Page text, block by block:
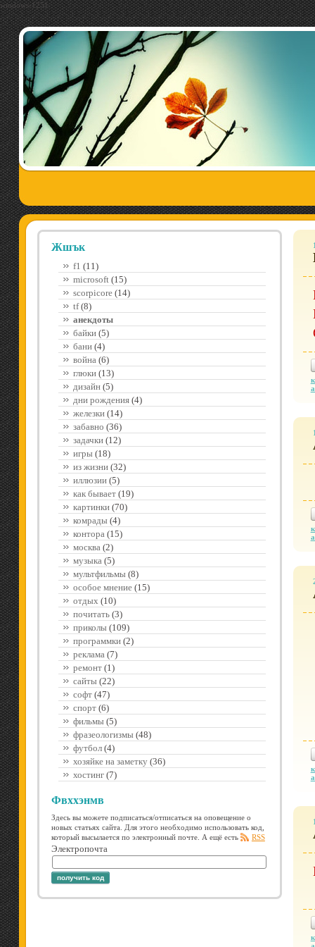
windows-1251
Жшък
f1 (11)
microsoft(15)
scorpicore(14)
tf(8)
анекдоты
байки(5)
бани(4)
война(6)
глюки(13)
дизайн(5)
дни рождения(4)
железки(14)
забавно (36)
задачки(12)
игры(18)
из жизни(32)
иллюзии(5)
как бывает(19)
картинки(70)
комрады(4)
контора(15)
москва(2)
музыка(5)
мультфильмы(8)
особое мнение(15)
отдых (10)
почитать(3)
приколы(109)
программки(2)
реклама(7)
ремонт(1)
сайты(22)
софт(47)
спорт(6)
фильмы(5)
фразеологизмы(48)
футбол(4)
хозяйке на заметку(36)
хостинг(7)
Фвххэнмв
Здесь вы можете подписаться/отписаться на оповещение о
новых статьях сайта. Для этого необходимо использовать код,
который высылается по электронный почте. А ещё есть
RSS
Электропочта
получить код